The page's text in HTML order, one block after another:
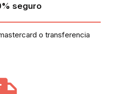
seguro
o transferencia